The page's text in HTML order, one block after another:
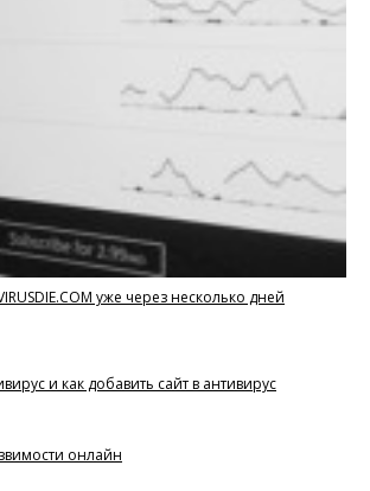
уже через несколько дней
и как добавить сайт в антивирус
онлайн